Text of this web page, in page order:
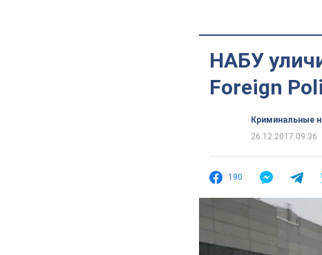
НАБУ
Foreign
Криминальные
26.12.2017 09:36
190